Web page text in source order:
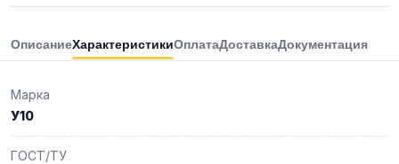
ОписаниеХарактеристикиОплатаДоставкаДокументация
Марка
У10
ГОСТ/ТУ